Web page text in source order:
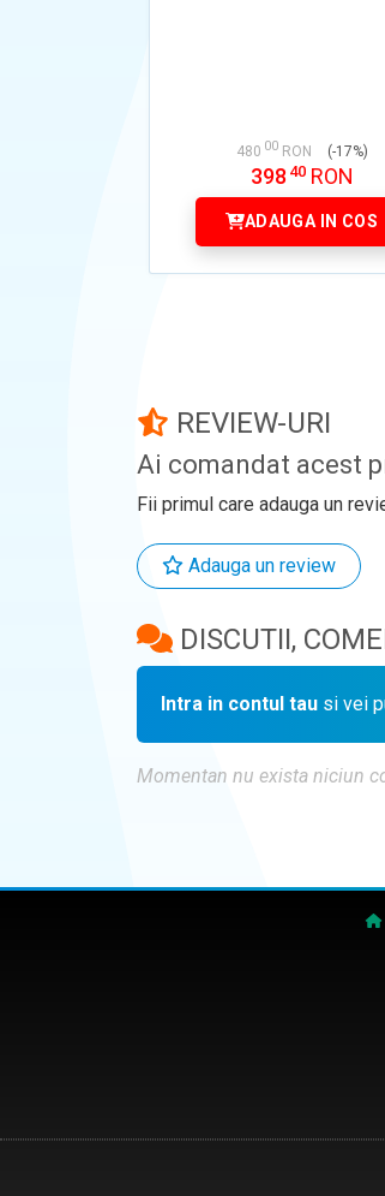
480 00 RON (-17%)
398 40 RON
ADAUGA IN COS
REVIEW-URI
Ai comandat acest
Fii primul care adauga un
Adauga un review
DISCUTII,
Intra in contul tau si vei
Momentan nu exista niciun